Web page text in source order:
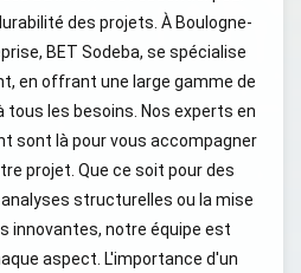
des projets. À Boulogne-
BET Sodeba, se spécialise
en offrant une large gamme de
tous les besoins. Nos experts en
sont là pour vous accompagner
projet. Que ce soit pour des
structurelles ou la mise
innovantes, notre équipe est
aspect. L'importance d'un